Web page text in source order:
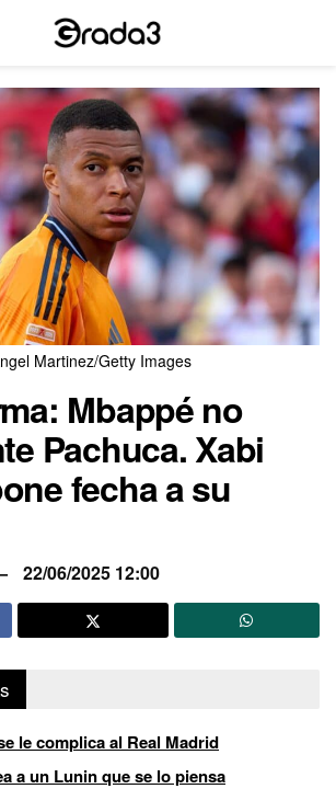
Martinez/Getty Images
Mbappé no
Pachuca. Xabi
fecha a su
22/06/2025 12:00
le complica al Real Madrid
a un Lunin que se lo piensa